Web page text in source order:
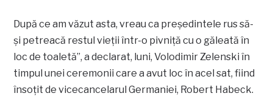
După ce am văzut asta, vreau ca preşedintele rus să-
şi petreacă restul vieţii într-o pivniţă cu o găleată în
loc de toaletă”, a declarat, luni, Volodimir Zelenski în
timpul unei ceremonii care a avut loc în acel sat, fiind
însoţit de vicecancelarul Germaniei, Robert Habeck.